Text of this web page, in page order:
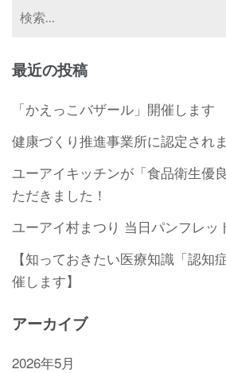
最近の投稿
「かえっこバザール」開催します
健康づくり推進事業所に認定され
ユーアイキッチンが「食品衛生優
ただきました！
ユーアイ村まつり 当日パンフレッ
【知っておきたい医療知識「認知
催します】
アーカイブ
2026年5月